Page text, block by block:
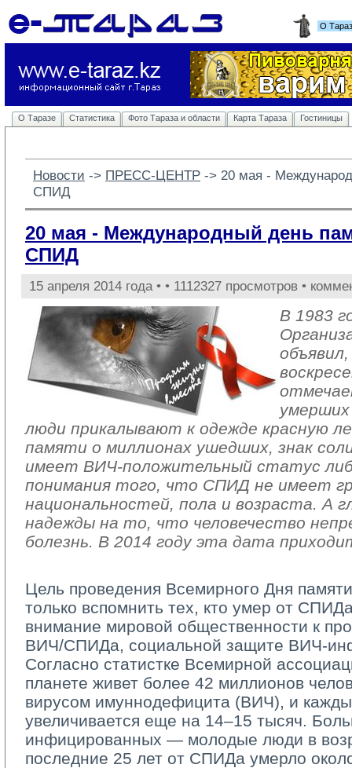
О
О Таразе Статистика Фото Тараза и области Карта Тараза Гостиницы
Новости -> ПРЕСС-ЦЕНТР -> 20 мая -
СПИД
20 мая - Международный день
СПИД
15 апреля 2014 года • • 1112327 просмотров •
В 1983
люди прикалывают к одежде красную
памяти о миллионах ушедших, знак
имеет ВИЧ-положительный статус
понимания того, что СПИД не имеет
национальностей, пола и возраста. А
надежды на то, что человечество
болезнь. В 2014 году эта дата
Цель проведения Всемирного Дня
только вспомнить тех, кто умер от
внимание мировой общественности к
ВИЧ/СПИДа, социальной защите ВИЧ-
Согласно статистке Всемирной
планете живет более 42 миллионов
вирусом имуннодефицита (ВИЧ), и
увеличивается еще на 14–15 тысяч.
инфицированных — молодые люди в
последние 25 лет от СПИДа умерло